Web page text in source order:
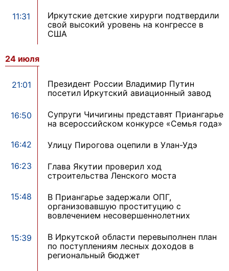
11:31
Иркутские детские хирурги подтвердили
свой высокий уровень на конгрессе в
США
24 июля
21:01
Президент России Владимир Путин
посетил Иркутский авиационный завод
16:50
Супруги Чичигины представят Приангарье
на всероссийском конкурсе «Семья года»
16:42 Улицу Пирогова оцепили в Улан-Удэ
16:23
Глава Якутии проверил ход
строительства Ленского моста
15:48
В Приангарье задержали ОПГ,
организовавшую проституцию с
вовлечением несовершеннолетних
15:39
В Иркутской области перевыполнен план
по поступлениям лесных доходов в
региональный бюджет